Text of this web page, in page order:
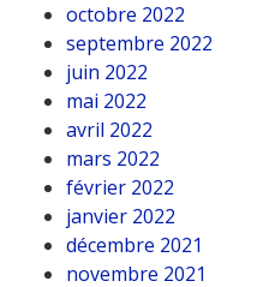
octobre 2022
septembre 2022
juin 2022
mai 2022
avril 2022
mars 2022
février 2022
janvier 2022
décembre 2021
novembre 2021